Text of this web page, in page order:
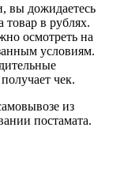
вы дожидаетесь
товар в рублях.
осмотреть на
условиям.
чек.
из
постамата.